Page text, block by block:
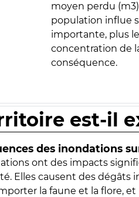
moyen perdu
population influe
importante, plus
concentration de
conséquence.
est-il
des inondations
ont des impacts
Elles causent des dégâts
la faune et la flore,